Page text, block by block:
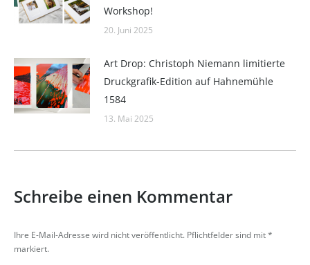
Workshop!
20. Juni 2025
Art Drop: Christoph Niemann limitierte
Druckgrafik-Edition auf Hahnemühle
1584
13. Mai 2025
Schreibe einen Kommentar
Ihre E-Mail-Adresse wird nicht veröffentlicht. Pflichtfelder sind mit*
markiert.